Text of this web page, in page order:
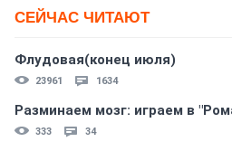
СЕЙЧАС ЧИТАЮТ
Флудовая(конец июля)
23961 1634
Разминаем мозг: играем в
333 34